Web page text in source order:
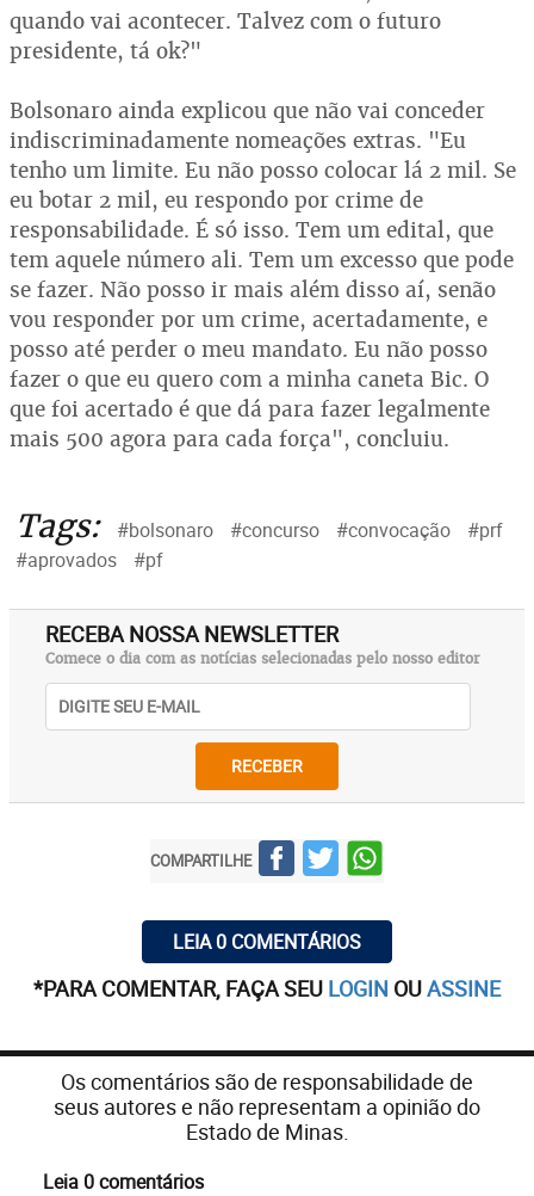
quando vai acontecer. Talvez com o futuro
presidente, tá ok?"
Bolsonaro ainda explicou que não vai conceder
indiscriminadamente nomeações extras. "Eu
tenho um limite. Eu não posso colocar lá 2 mil. Se
eu botar 2 mil, eu respondo por crime de
responsabilidade. É só isso. Tem um edital, que
tem aquele número ali. Tem um excesso que pode
se fazer. Não posso ir mais além disso aí, senão
vou responder por um crime, acertadamente, e
posso até perder o meu mandato. Eu não posso
fazer o que eu quero com a minha caneta Bic. O
que foi acertado é que dá para fazer legalmente
mais 500 agora para cada força", concluiu.
Tags: #bolsonaro #concurso #convocação
#prf
#aprovados
#pf
RECEBA NOSSA NEWSLETTER
Comece o dia com as notícias selecionadas pelo nosso editor
RECEBER
COMPARTILHE
LEIA 0 COMENTÁRIOS
*PARA COMENTAR, FAÇA SEU LOGIN OUASSINE
Os comentários são de responsabilidade de
seus autores e não representam a opinião do
Estado de Minas.
Leia 0 comentários